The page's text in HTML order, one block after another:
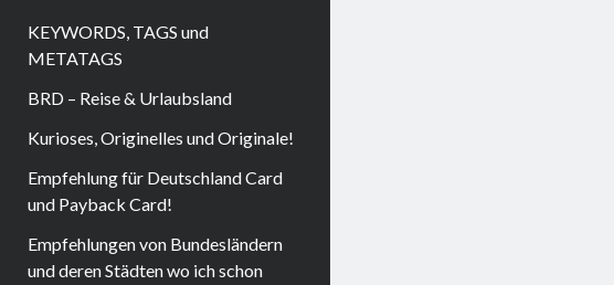
KEYWORDS, TAGS und
METATAGS
BRD – Reise & Urlaubsland
Kurioses, Originelles und Originale!
Empfehlung für Deutschland Card
und Payback Card!
Empfehlungen von Bundesländern
und deren Städten wo ich schon